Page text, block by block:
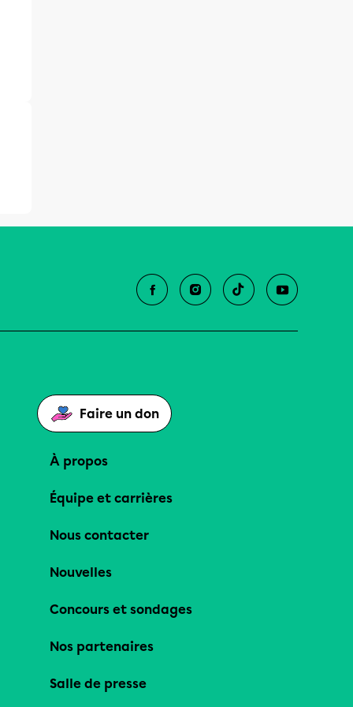
Faire un don
À propos
Équipe et carrières
Nous contacter
Nouvelles
Concours et sondages
Nos partenaires
Salle de presse